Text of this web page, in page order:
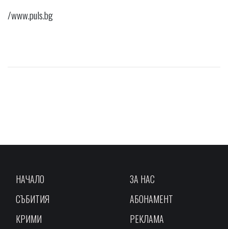
/www.puls.bg
НАЧАЛО
СЪБИТИЯ
КРИМИ
ЗА НАС
АБОНАМЕНТ
РЕКЛАМА